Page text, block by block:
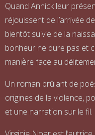
Quand Annick leur
réjouissent de l’arrivée
bientôt suivie de la
bonheur ne dure pas et
manière face au
Un roman brûlant de
origines de la violence,
et une narration sur le fil.